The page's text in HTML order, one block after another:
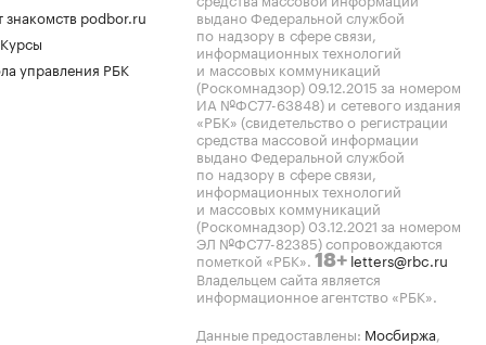
знакомств podbor.ru
управления РБК
выдано Федеральной службой
по надзору в сфере связи,
информационных технологий
и массовых коммуникаций
(Роскомнадзор) 09.12.2015 за номером
ИА №ФС77-63848) и сетевого издания
«РБК» (свидетельство о регистрации
средства массовой информации
выдано Федеральной службой
по надзору в сфере связи,
информационных технологий
и массовых коммуникаций
(Роскомнадзор) 03.12.2021 за номером
ЭЛ №ФС77-82385) сопровождаются
пометкой «РБК». 18+ letters@rbc.ru
Владельцем сайта является
информационное агентство «РБК».
Данные предоставлены: Мосбиржа,